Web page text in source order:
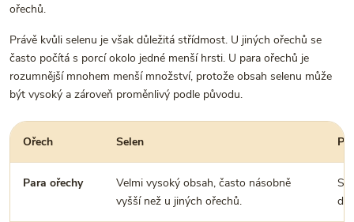
ořechů.
Právě kvůli selenu je však důležitá střídmost. U jiných ořechů se
často počítá s porcí okolo jedné menší hrsti. U para ořechů je
rozumnější mnohem menší množství, protože obsah selenu může
být vysoký a zároveň proměnlivý podle původu.
Ořech Selen
Para ořechy
Velmi vysoký obsah, často násobně
vyšší než u jiných ořechů.